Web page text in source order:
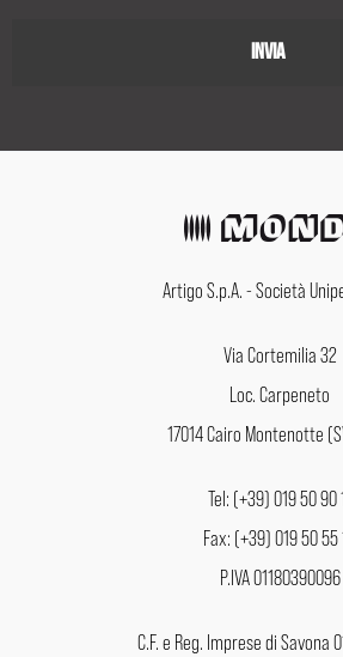
Artigo S.p.A. - Società
Via Cortemilia 32
Loc. Carpeneto
17014 Cairo Montenotte
Tel: (+39) 019 50 90
Fax: (+39) 019 50 55
P.IVA 01180390096
C.F. e Reg. Imprese di Savona